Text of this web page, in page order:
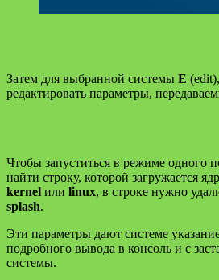
Затем для выбранной системы E
редактировать параметры,
Чтобы запуститься в режиме одного
найти строку, которой загружается
kernel или linux, в строке нужно
splash.
Эти параметры дают системе
подробного вывода в консоль и с
системы.